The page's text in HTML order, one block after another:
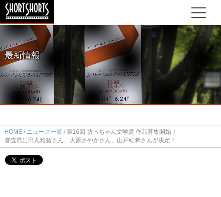
最新情報
HOME ニュース一覧
第16回 坊っちゃん文学賞 作品募集開始！
審査員に田丸雅智さん、大原さやかさん、山戸結希さんが決定！